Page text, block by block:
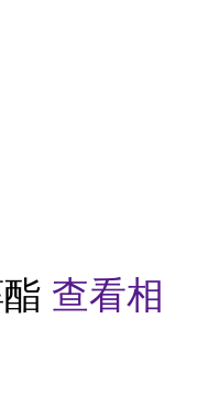
查看相